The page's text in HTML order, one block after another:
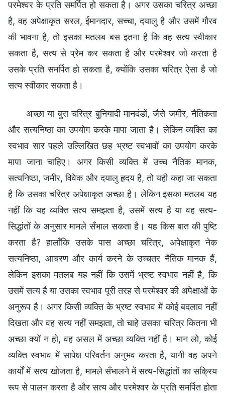
परमेश्वर के प्रति समर्पित हो सकता है। अगर उसका चरित्र अच्छा
है, वह अपेक्षाकृत सरल, ईमानदार, सच्चा, दयालु है और उसमें गौरव
की भावना है, तो इसका मतलब बस इतना है कि वह सत्य स्वीकार
सकता है, सत्य से प्रेम कर सकता है और परमेश्वर जो करता है
उसके प्रति समर्पित हो सकता है, क्योंकि उसका चरित्र ऐसा है जो
सत्य स्वीकार सकता है।
अच्छा या बुरा चरित्र बुनियादी मानदंडों, जैसे जमीर, नैतिकता
और सत्यनिष्ठा का उपयोग करके मापा जाता है। लेकिन व्यक्ति का
स्वभाव सार पहले उल्लिखित छह भ्रष्ट स्वभावों का उपयोग करके
मापा जाना चाहिए। अगर किसी व्यक्ति में उच्च नैतिक मानक,
सत्यनिष्ठा, जमीर, विवेक और दयालु हृदय है, तो यही कहा जा सकता
है कि उसका चरित्र अपेक्षाकृत अच्छा है। लेकिन इसका मतलब यह
नहीं कि यह व्यक्ति सत्य समझता है, उसमें सत्य है या वह सत्य-
सिद्धांतों के अनुसार मामले सँभाल सकता है। यह किस बात की पुष्टि
करता है? हालाँकि उसके पास अच्छा चरित्र, अपेक्षाकृत नेक
सत्यनिष्ठा, आचरण और कार्य करने के उच्चतर नैतिक मानक हैं,
लेकिन इसका मतलब यह नहीं कि उसमें भ्रष्ट स्वभाव नहीं है, कि
उसमें सत्य है या उसका स्वभाव पूरी तरह से परमेश्वर की अपेक्षाओं के
अनुरूप है। अगर किसी व्यक्ति के भ्रष्ट स्वभाव में कोई बदलाव नहीं
दिखता और वह सत्य नहीं समझता, तो चाहे उसका चरित्र कितना भी
अच्छा क्यों न हो, वह असल में अच्छा व्यक्ति नहीं है। मान लो, कोई
व्यक्ति स्वभाव में सापेक्ष परिवर्तन अनुभव करता है, यानी वह अपने
कार्यों में सत्य खोजता है, मामले सँभालने में सत्य-सिद्धांतों का सक्रिय
रूप से पालन करता है और सत्य और परमेश्वर के प्रति समर्पित होता